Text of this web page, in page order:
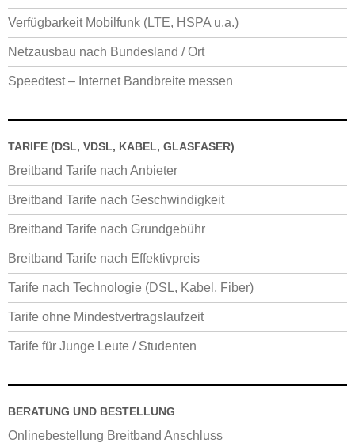
Verfügbarkeit Mobilfunk (LTE, HSPA u.a.)
Netzausbau nach Bundesland / Ort
Speedtest – Internet Bandbreite messen
TARIFE (DSL, VDSL, KABEL, GLASFASER)
Breitband Tarife nach Anbieter
Breitband Tarife nach Geschwindigkeit
Breitband Tarife nach Grundgebühr
Breitband Tarife nach Effektivpreis
Tarife nach Technologie (DSL, Kabel, Fiber)
Tarife ohne Mindestvertragslaufzeit
Tarife für Junge Leute / Studenten
BERATUNG UND BESTELLUNG
Onlinebestellung Breitband Anschluss